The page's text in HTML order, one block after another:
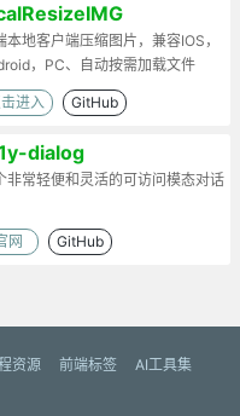
本地客户端压缩图片，兼容IOS，
，PC、自动按需加载文件
进入 GitHub
dialog
非常轻便和灵活的可访问模态对话
网 GitHub
资源 前端标签
AI工具集